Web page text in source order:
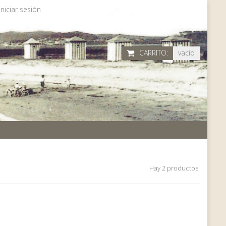
CARRITO: vacío
sesión
Hay 2 productos.